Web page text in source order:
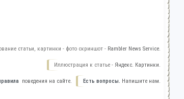
статьи, картинки - фото скриншот - Rambler News Service.
Иллюстрация к статье - Яндекс. Картинки.
Есть вопросы. Напишите нам.
поведения на сайте.